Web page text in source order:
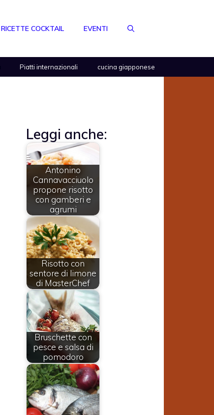
RICETTE COCKTAIL EVENTI
Piatti internazionali cucina giapponese
Leggi anche:
Antonino
Cannavacciuolo
propone risotto
con gamberi e
agrumi
Risotto con
sentore di limone
di MasterChef
Bruschette con
pesce e salsa di
pomodoro